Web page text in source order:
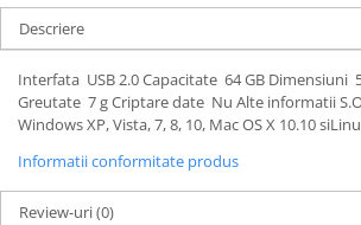
Descriere
Interfata USB 2.0 Capacitate 64 GB Dimensiuni
Greutate 7 g Criptare date Nu Alte informatii
Windows XP, Vista, 7, 8, 10, Mac OS X 10.10
Informatii conformitate produs
Review-uri(0)